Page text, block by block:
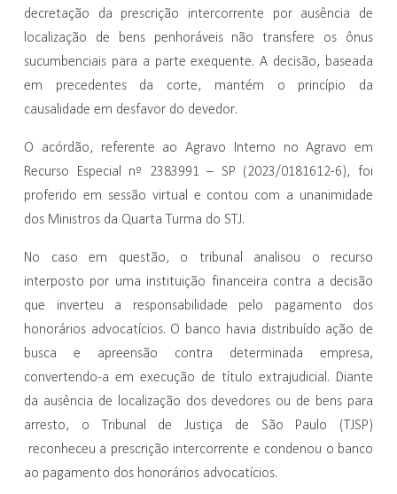
decretação da prescrição intercorrente por ausência de
localização de bens penhoráveis não transfere os ônus
sucumbenciais para a parte exequente. A decisão, baseada
em precedentes da corte, mantém o princípio da
causalidade em desfavor do devedor.
O acórdão, referente ao Agravo Interno no Agravo em
Recurso Especial nº 2383991 – SP (2023/0181612-6), foi
proferido em sessão virtual e contou com a unanimidade
dos Ministros da Quarta Turma do STJ.
No caso em questão, o tribunal analisou o recurso
interposto por uma instituição financeira contra a decisão
que inverteu a responsabilidade pelo pagamento dos
honorários advocatícios. O banco havia distribuído ação de
busca e apreensão contra determinada empresa,
convertendo-a em execução de título extrajudicial. Diante
da ausência de localização dos devedores ou de bens para
arresto, o Tribunal de Justiça de São Paulo (TJSP)
reconheceu a prescrição intercorrente e condenou o banco
ao pagamento dos honorários advocatícios.